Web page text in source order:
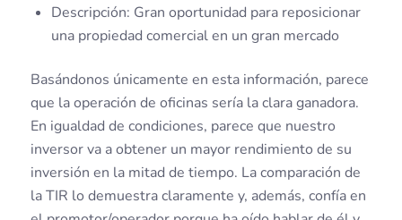
Descripción: Gran oportunidad para reposicionar
una propiedad comercial en un gran mercado
Basándonos únicamente en esta información, parece
que la operación de oficinas sería la clara ganadora.
En igualdad de condiciones, parece que nuestro
inversor va a obtener un mayor rendimiento de su
inversión en la mitad de tiempo. La comparación de
la TIR lo demuestra claramente y, además, confía en